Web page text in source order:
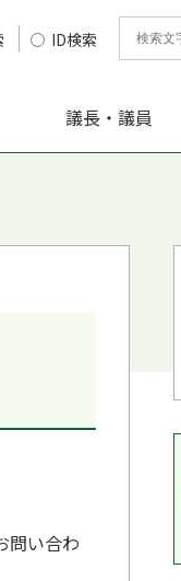
ID検索
議長・議員
問い合わ